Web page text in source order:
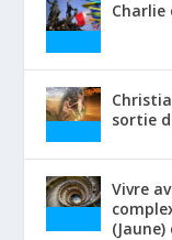
Charlie
sortie
Vivre